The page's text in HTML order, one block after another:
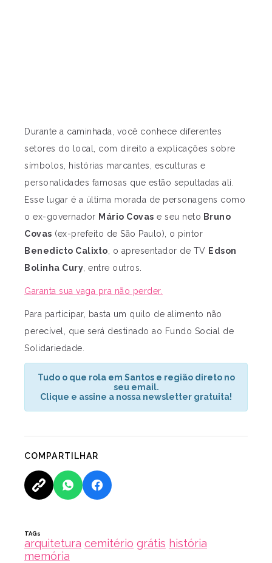
Durante a caminhada, você conhece diferentes
setores do local, com direito a explicações sobre
símbolos, histórias marcantes, esculturas e
personalidades famosas que estão sepultadas ali.
Esse lugar é a última morada de personagens como
o ex-governador Mário Covas e seu neto Bruno
Covas (ex-prefeito de São Paulo), o pintor
Benedicto Calixto , o apresentador de TV Edson
Bolinha Cury , entre outros.
Garanta sua vaga pra não perder.
Para participar, basta um quilo de alimento não
perecível, que será destinado ao Fundo Social de
Solidariedade.
Tudo o que rola em Santos e região direto no
seu email.
Clique e assine a nossa newsletter gratuita!
COMPARTILHAR
TAGs
arquitetura cemitério grátis história
memória